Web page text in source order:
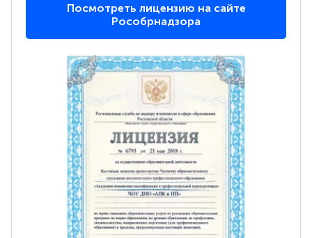
Посмотреть лицензию на сайте
Рособрнадзора